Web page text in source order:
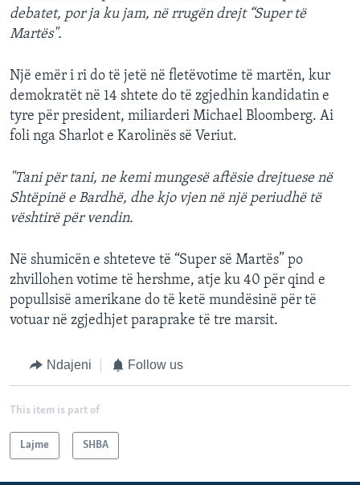
debatet, por ja ku jam, në rrugën drejt “Super të
Martës".
Një emër i ri do të jetë në fletëvotime të martën, kur
demokratët në 14 shtete do të zgjedhin kandidatin e
tyre për president, miliarderi Michael Bloomberg. Ai
foli nga Sharlot e Karolinës së Veriut.
"Tani për tani, ne kemi mungesë aftësie drejtuese në
Shtëpinë e Bardhë, dhe kjo vjen në një periudhë të
vështirë për vendin.
Në shumicën e shteteve të “Super së Martës” po
zhvillohen votime të hershme, atje ku 40 për qind e
popullsisë amerikane do të ketë mundësinë për të
votuar në zgjedhjet paraprake të tre marsit.
Ndajeni Follow us
This item is part of
Lajme SHBA